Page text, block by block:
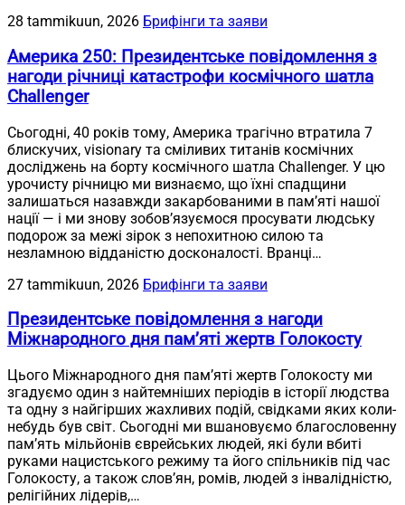
28 tammikuun, 2026 Брифінги та заяви
Америка 250: Президентське повідомлення з
нагоди річниці катастрофи космічного шатла
Challenger
Сьогодні, 40 років тому, Америка трагічно втратила 7
блискучих, visionary та сміливих титанів космічних
досліджень на борту космічного шатла Challenger. У цю
урочисту річницю ми визнаємо, що їхні спадщини
залишаться назавжди закарбованими в пам’яті нашої
нації — і ми знову зобов’язуємося просувати людську
подорож за межі зірок з непохитною силою та
незламною відданістю досконалості. Вранці…
27 tammikuun, 2026 Брифінги та заяви
Президентське повідомлення з нагоди
Міжнародного дня пам’яті жертв Голокосту
Цього Міжнародного дня пам’яті жертв Голокосту ми
згадуємо один з найтемніших періодів в історії людства
та одну з найгірших жахливих подій, свідками яких коли-
небудь був світ. Сьогодні ми вшановуємо благословенну
пам’ять мільйонів єврейських людей, які були вбиті
руками нацистського режиму та його спільників під час
Голокосту, а також слов’ян, ромів, людей з інвалідністю,
релігійних лідерів,…